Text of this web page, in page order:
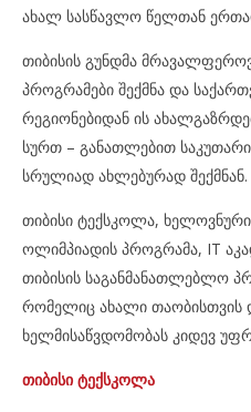
ახალ სასწავლო წელთან
თიბისის გუნდმა
პროგრამები შექმნა და
რეგიონებიდან ის
სურთ – განათლებით
სრულიად ახლებურად შექმნან.
თიბისი ტექსკოლა,
ოლიმპიადის პროგრამა, IT
თიბისის საგანმანათლებლო
რომელიც ახალი თაობისთვის
ხელმისაწვდომობას კიდევ
თიბისი ტექსკოლა